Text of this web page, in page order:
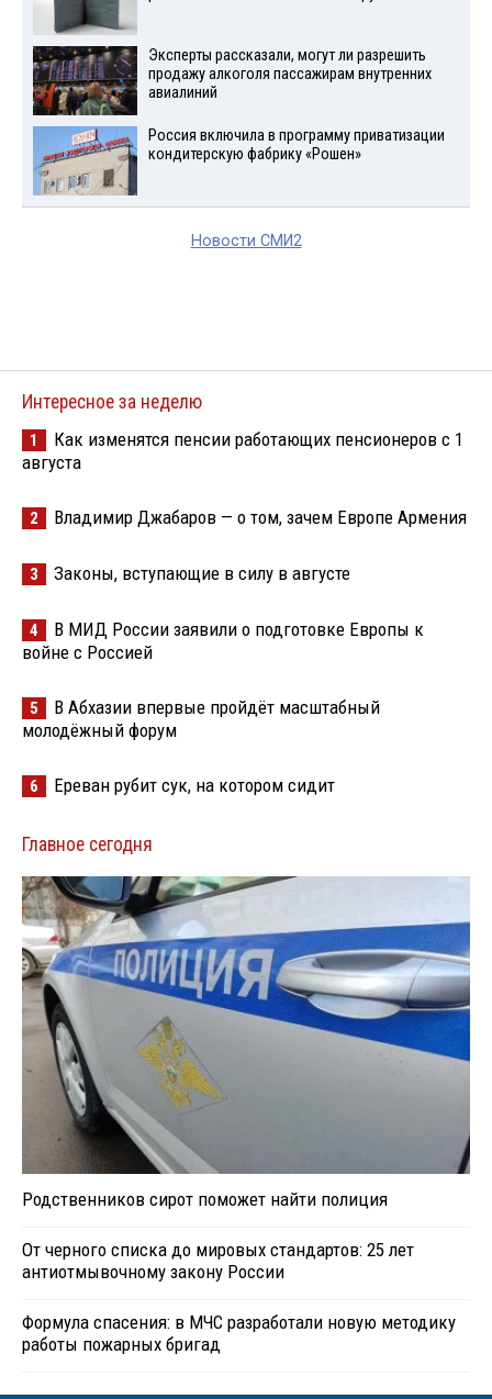
Эксперты рассказали, могут ли разрешить
продажу алкоголя пассажирам внутренних
авиалиний
Россия включила в программу приватизации
кондитерскую фабрику «Рошен»
Новости СМИ2
Интересное за неделю
1
Как изменятся пенсии работающих пенсионеров с 1
августа
2 Владимир Джабаров — о том, зачем Европе Армения
3 Законы, вступающие в силу в августе
4
В МИД России заявили о подготовке Европы к
войне с Россией
5
В Абхазии впервые пройдёт масштабный
молодёжный форум
6 Ереван рубит сук, на котором сидит
Главное сегодня
Родственников сирот поможет найти полиция
От черного списка до мировых стандартов: 25 лет
антиотмывочному закону России
Формула спасения: в МЧС разработали новую методику
работы пожарных бригад